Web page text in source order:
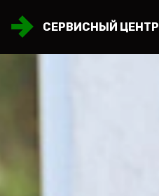
СЕРВИСНЫЙ ЦЕНТР